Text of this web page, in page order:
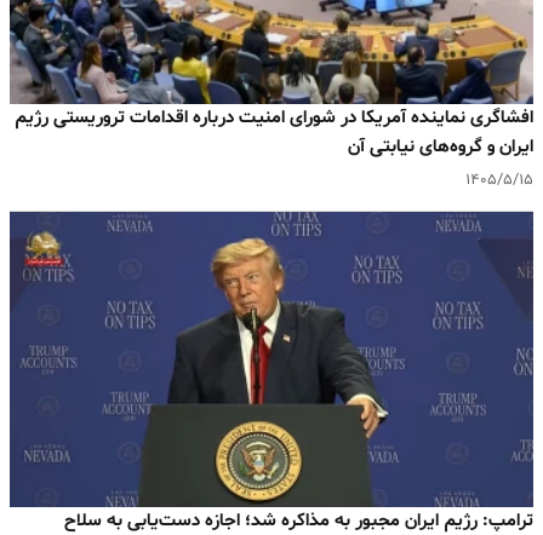
افشاگری نماینده آمریکا در شورای امنیت درباره اقدامات تروریستی رژیم
ایران و گروه‌های نیابتی آن
۱۴۰۵/۵/۱۵
ترامپ: رژیم ایران مجبور به مذاکره شد؛ اجازه دست‌یابی به سلاح